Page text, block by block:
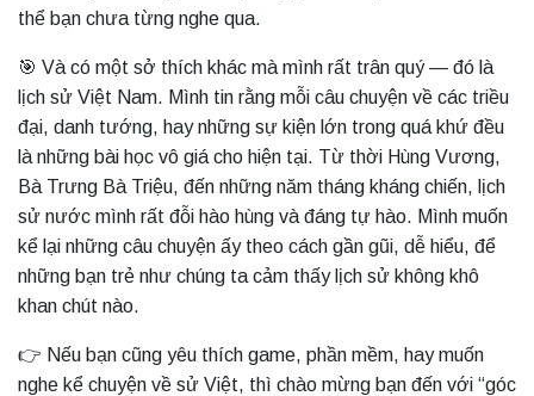
thể bạn chưa từng nghe qua.
🎯 Và có một sở thích khác mà mình rất trân quý — đó là
lịch sử Việt Nam. Mình tin rằng mỗi câu chuyện về các triều
đại, danh tướng, hay những sự kiện lớn trong quá khứ đều
là những bài học vô giá cho hiện tại. Từ thời Hùng Vương,
Bà Trưng Bà Triệu, đến những năm tháng kháng chiến, lịch
sử nước mình rất đỗi hào hùng và đáng tự hào. Mình muốn
kể lại những câu chuyện ấy theo cách gần gũi, dễ hiểu, để
những bạn trẻ như chúng ta cảm thấy lịch sử không khô
khan chút nào.
👉 Nếu bạn cũng yêu thích game, phần mềm, hay muốn
nghe kể chuyện về sử Việt, thì chào mừng bạn đến với “góc